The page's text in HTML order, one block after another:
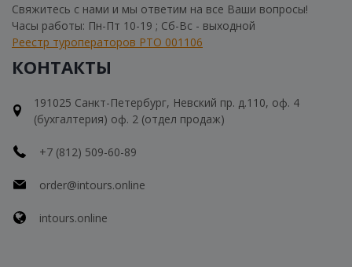
Свяжитесь с нами и мы ответим на все Ваши вопросы!
Часы работы: Пн-Пт 10-19 ; Сб-Вс - выходной
Реестр туроператоров РТО 001106
КОНТАКТЫ
191025 Санкт-Петербург, Невский пр. д.110, оф. 4
(бухгалтерия) оф. 2 (отдел продаж)
+7 (812) 509-60-89
order@intours.online
intours.online